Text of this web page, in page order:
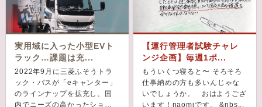
実用域に入った小型EVト
ラック…課題は充...
2022年9月に三菱ふそうトラ
ック・バスが「eキャンター」
のラインナップを拡充し、国
内でニーズの高かったショー
【運行管理者試験チャレ
ンジ企画】毎週1ポ...
もういくつ寝ると〜 そろそろ
仕事納めの方も多いんじゃな
いでしょうか。 おはようござ
います！naomiです。 &nbs...